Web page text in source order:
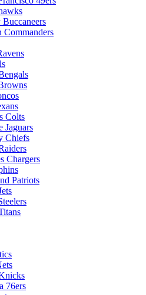
Commanders
Colts
Jaguars
Chiefs
Chargers
Patriots
76ers